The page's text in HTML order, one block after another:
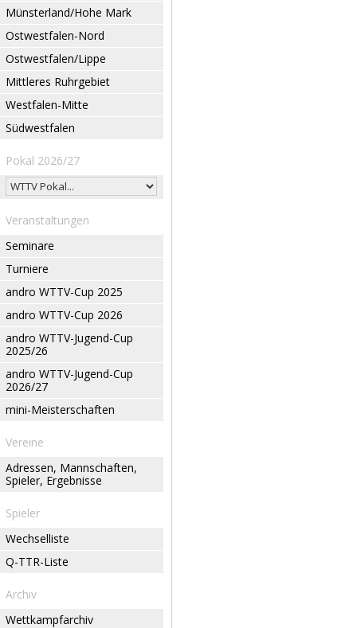
Münsterland/Hohe Mark
Ostwestfalen-Nord
Ostwestfalen/Lippe
Mittleres Ruhrgebiet
Westfalen-Mitte
Südwestfalen
Pokal 2026/27
Veranstaltungen
Seminare
Turniere
andro WTTV-Cup 2025
andro WTTV-Cup 2026
andro WTTV-Jugend-Cup
2025/26
andro WTTV-Jugend-Cup
2026/27
mini-Meisterschaften
Vereine
Adressen, Mannschaften,
Spieler, Ergebnisse
Spieler
Wechselliste
Q-TTR-Liste
Archiv
Wettkampfarchiv